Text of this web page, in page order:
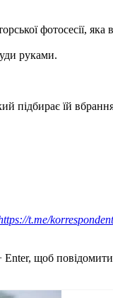
фотосесії, яка
руками.
підбирає їй
t.me/
Enter, щоб